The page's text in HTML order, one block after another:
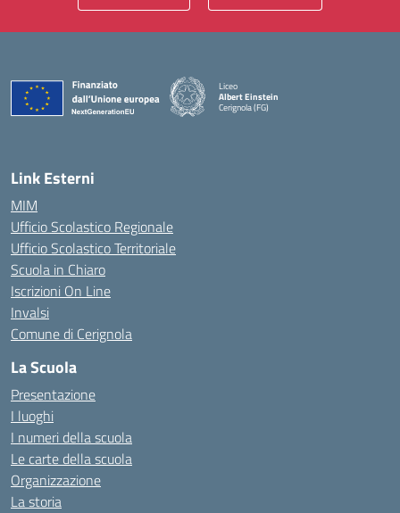
Liceo
Albert Einstein
Cerignola (FG)
— Visita la pagina iniziale della scuola
Link Esterni
MIM
Ufficio Scolastico Regionale
Ufficio Scolastico Territoriale
Scuola in Chiaro
Iscrizioni On Line
Invalsi
Comune di Cerignola
La Scuola
Presentazione
I luoghi
I numeri della scuola
Le carte della scuola
Organizzazione
La storia